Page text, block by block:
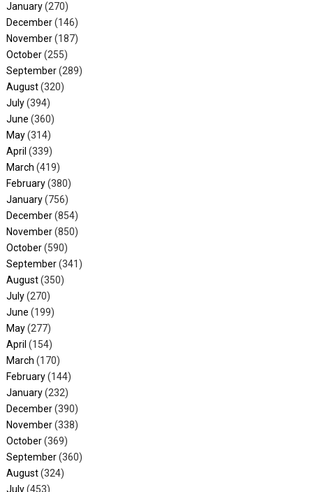
January(270)
December(146)
November(187)
October(255)
September(289)
August(320)
July(394)
June (360)
May(314)
April (339)
March (419)
February(380)
January(756)
December(854)
November(850)
October(590)
September(341)
August(350)
July(270)
June (199)
May(277)
April (154)
March (170)
February(144)
January(232)
December(390)
November(338)
October(369)
September(360)
August(324)
July(453)